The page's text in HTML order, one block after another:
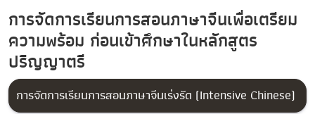
การจัดการเรียนการสอนภาษาจีนเพื่อเตรียม
ความพร้อม ก่อนเข้าศึกษาในหลักสูตร
ปริญญาตรี
การจัดการเรียนการสอนภาษาจีนเร่งรัด (Intensive Chinese)